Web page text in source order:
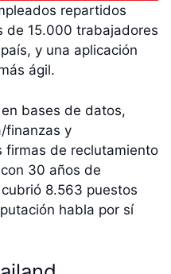
repartidos
de 15.000 trabajadores
y una aplicación
ágil.
bases de datos,
finanzas y
firmas de reclutamiento
30 años de
8.563 puestos
habla por sí